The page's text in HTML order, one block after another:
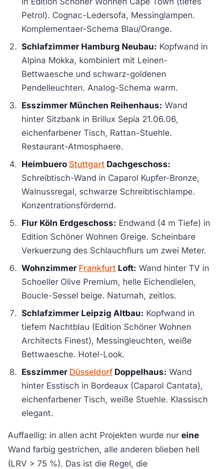
Petrol). Cognac-Ledersofa, Messinglampen.
Komplementaer-Schema Blau/Orange.
Schlafzimmer Hamburg Neubau: Kopfwand in
Alpina Mokka, kombiniert mit Leinen-
Bettwaesche und schwarz-goldenen
Pendelleuchten. Analog-Schema warm.
Esszimmer München Reihenhaus: Wand
hinter Sitzbank in Brillux Sepia 21.06.06,
eichenfarbener Tisch, Rattan-Stuehle.
Restaurant-Atmosphaere.
Heimbuero Stuttgart Dachgeschoss:
Schreibtisch-Wand in Caparol Kupfer-Bronze,
Walnussregal, schwarze Schreibtischlampe.
Konzentrationsfördernd.
Flur Köln Erdgeschoss: Endwand (4 m Tiefe) in
Edition Schöner Wohnen Greige. Scheinbare
Verkuerzung des Schlauchflurs um zwei Meter.
Wohnzimmer Frankfurt Loft: Wand hinter TV in
Schoeller Olive Premium, helle Eichendielen,
Boucle-Sessel beige. Naturnah, zeitlos.
Schlafzimmer Leipzig Altbau: Kopfwand in
tiefem Nachtblau (Edition Schöner Wohnen
Architects Finest), Messingleuchten, weiße
Bettwaesche. Hotel-Look.
Esszimmer Düsseldorf Doppelhaus: Wand
hinter Esstisch in Bordeaux (Caparol Cantata),
eichenfarbener Tisch, weiße Stuehle. Klassisch
elegant.
Auffaellig: in allen acht Projekten wurde nur eine
Wand farbig gestrichen, alle anderen blieben hell
(LRV > 75 %). Das ist die Regel, die